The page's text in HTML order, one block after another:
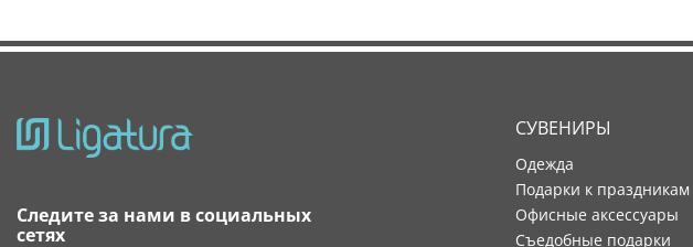
Следите за нами в социальных
сетях
СУВЕНИРЫ
Одежда
Подарки к праздникам
Офисные аксессуары
Съедобные подарки